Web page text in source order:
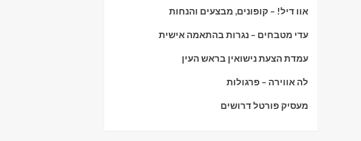
אוו דיל! – קופונים, מבצעים והנחות
עדי מטבחים – נגרות בהתאמה אישית
עמדת הצעת נישואין בראש העין
לה אווירה – פרגולות
מעסיק פורטל דרושים